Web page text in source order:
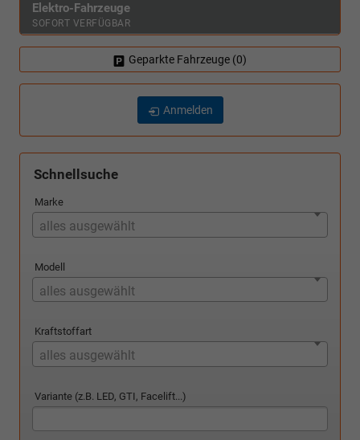
Elektro-Fahrzeuge
SOFORT VERFÜGBAR
Geparkte Fahrzeuge (0)
Anmelden
Schnellsuche
Marke
alles ausgewählt
Modell
alles ausgewählt
Kraftstoffart
alles ausgewählt
Variante (z.B. LED, GTI, Facelift...)